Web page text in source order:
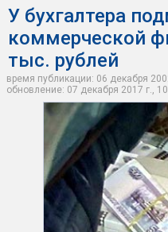
У бухгалтера
коммерческой
тыс. рублей
время публикации: 06 декабря
обновление: 07 декабря 2017 г.,